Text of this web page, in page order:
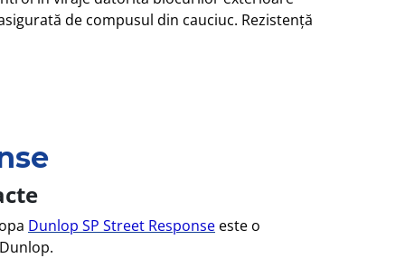
de compusul din cauciuc. Rezistență
Dunlop SP Street Responseeste o